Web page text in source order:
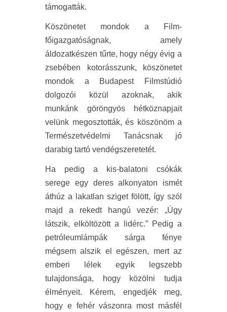
támogatták.
Köszönetet mondok a Film-
főigazgatóságnak, amely
áldozatkészen tűrte, hogy négy évig a
zsebében kotorásszunk, köszönetet
mondok a Budapest Filmstúdió
dolgozói közül azoknak, akik
munkánk göröngyös hétköznapjait
velünk megosztották, és köszönöm a
Természetvédelmi Tanácsnak jó
darabig tartó vendégszeretetét.
Ha pedig a kis-balatoni csókák
serege egy deres alkonyaton ismét
áthúz a lakatlan sziget fölött, így szól
majd a rekedt hangú vezér: „Úgy
látszik, elköltözött a lidérc.” Pedig a
petróleumlámpák sárga fénye
mégsem alszik el egészen, mert az
emberi lélek egyik legszebb
tulajdonsága, hogy közölni tudja
élményeit. Kérem, engedjék meg,
hogy e fehér vászonra most másfél